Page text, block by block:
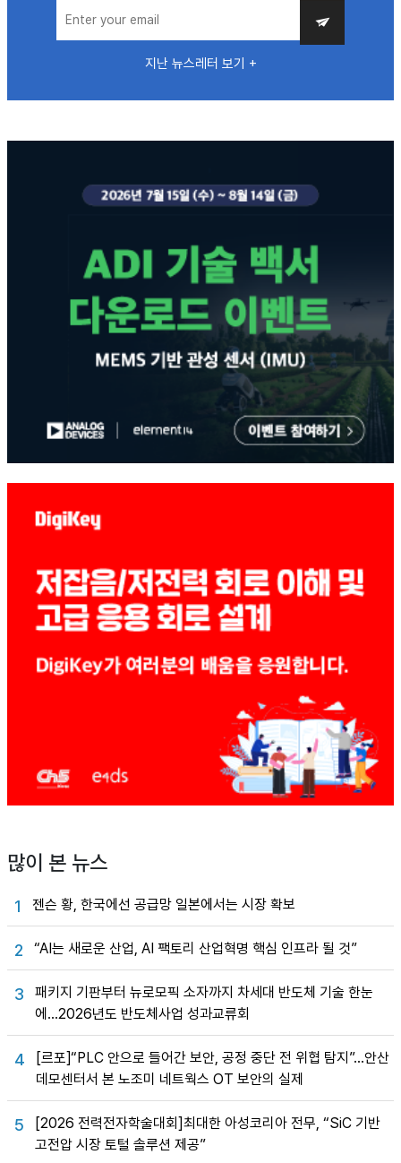
지난 뉴스레터 보기 +
많이 본 뉴스
1 젠슨 황, 한국에선 공급망 일본에서는 시장 확보
2 “AI는 새로운 산업, AI 팩토리 산업혁명 핵심 인프라 될 것”
3
패키지 기판부터 뉴로모픽 소자까지 차세대 반도체 기술 한눈
에…2026년도 반도체사업 성과교류회
4
[르포]“PLC 안으로 들어간 보안, 공정 중단 전 위협 탐지”…안산
데모센터서 본 노조미 네트웍스 OT 보안의 실제
5
[2026 전력전자학술대회]최대한 아성코리아 전무, “SiC 기반
고전압 시장 토털 솔루션 제공”